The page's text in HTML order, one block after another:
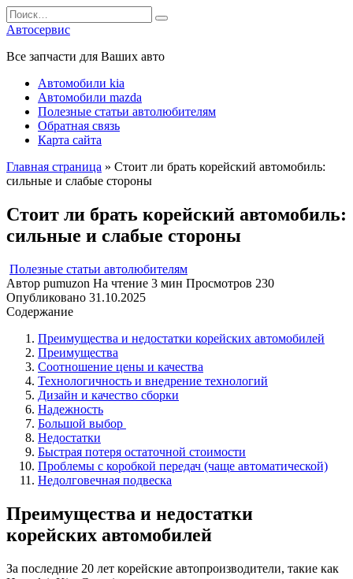
Перейти
к
содержанию
Search
for:
Автосервис
Все запчасти для Ваших авто
Автомобили kia
Автомобили mazda
Полезные статьи автолюбителям
Обратная связь
Карта сайта
Главная страница » Стоит ли брать корейский автомобиль:
сильные и слабые стороны
Стоит ли брать корейский автомобиль:
сильные и слабые стороны
Полезные статьи автолюбителям
Автор pumuzon На чтение 3 мин Просмотров 230
Опубликовано 31.10.2025
Содержание
Преимущества и недостатки корейских автомобилей
Преимущества
Соотношение цены и качества
Технологичность и внедрение технологий
Дизайн и качество сборки
Надежность
Большой выбор
Недостатки
Быстрая потеря остаточной стоимости
Проблемы с коробкой передач (чаще автоматической)
Недолговечная подвеска
Преимущества и недостатки
корейских автомобилей
За последние 20 лет корейские автопроизводители, такие как